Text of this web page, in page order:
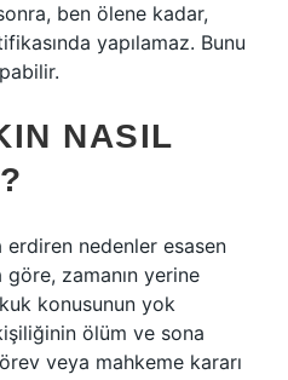
ben ölene kadar,
yapılamaz. Bunu
NASIL
erdiren nedenler esasen
zamanın yerine
konusunun yok
ölüm ve sona
veya mahkeme kararı